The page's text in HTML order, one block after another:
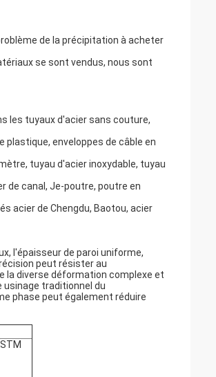
de la précipitation à acheter
se sont vendus, nous sont
les tuyaux d'acier sans couture,
plastique, enveloppes de câble en
tuyau d'acier inoxydable, tuyau
de canal, Je-poutre, poutre en
acier de Chengdu, Baotou, acier
l'épaisseur de paroi uniforme,
peut résister au
la diverse déformation complexe et
usinage traditionnel du
phase peut également réduire